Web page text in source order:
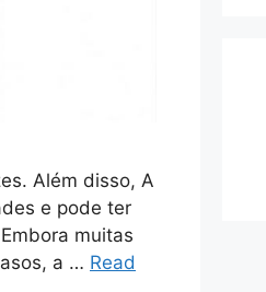
Além disso, A
e pode ter
muitas
a … Read